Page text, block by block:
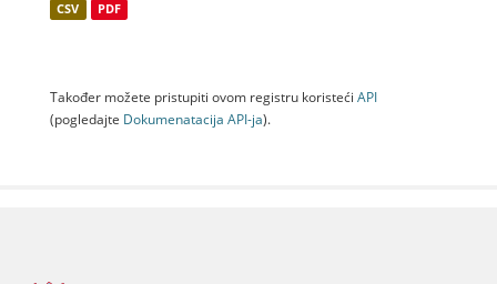
CSV PDF
Također možete pristupiti ovom registru koristeći API
(pogledajte Dokumenаtаcijа API-jа).